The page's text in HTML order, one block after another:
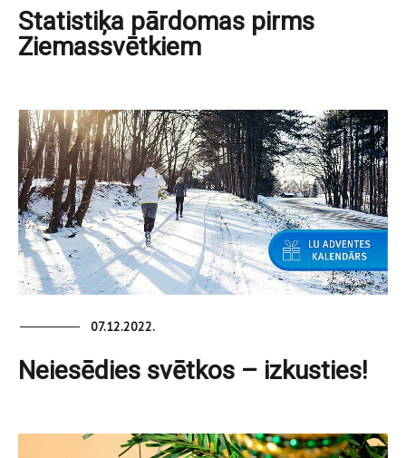
Statistiķa pārdomas pirms
Ziemassvētkiem
07.12.2022.
Neiesēdies svētkos – izkusties!